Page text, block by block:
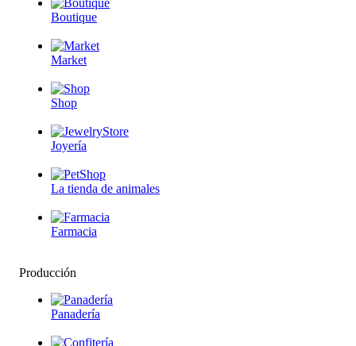
Boutique
Market
Shop
Joyería
La tienda de animales
Farmacia
Producción
Panadería